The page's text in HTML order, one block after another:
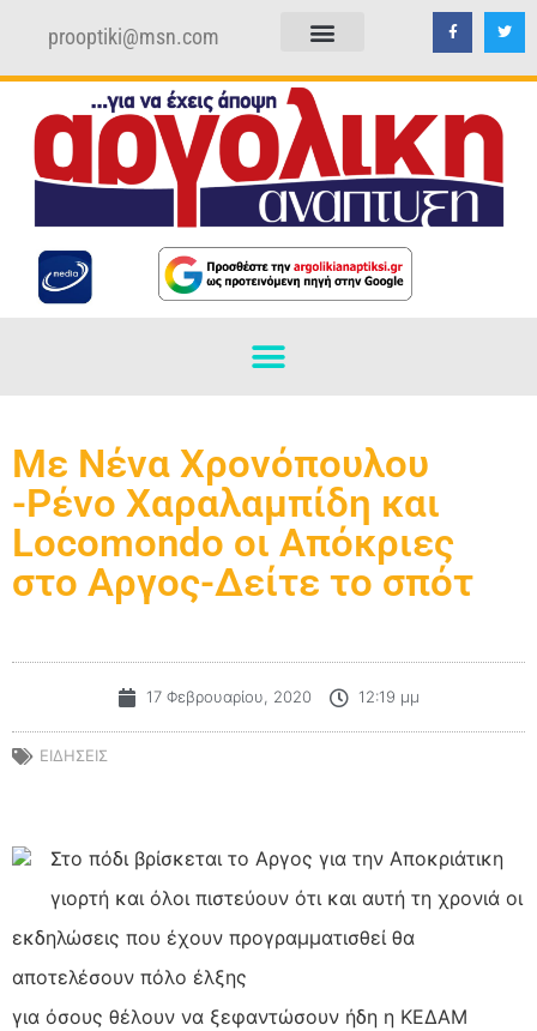
prooptiki@msn.com
Με Νένα Χρονόπουλου
-Ρένο Χαραλαμπίδη και
Locomondo οι Απόκριες
στο Αργος-Δείτε το σπότ
17 Φεβρουαρίου, 2020 12:19 μμ
ΕΙΔΗΣΕΙΣ
Στο πόδι βρίσκεται το Αργος για την Αποκριάτικη
γιορτή και όλοι πιστεύουν ότι και αυτή τη χρονιά οι
εκδηλώσεις που έχουν προγραμματισθεί θα
αποτελέσουν πόλο έλξης
για όσους θέλουν να ξεφαντώσουν ήδη η ΚΕΔΑΜ